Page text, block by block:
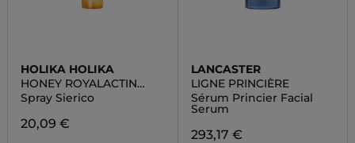
HOLIKA HOLIKA
HONEY ROYALACTIN
SERUM MIST
Spray Sierico
20,09 €
LANCASTER
LIGNE PRINCIÈRE
Sérum Princier Facial
Serum
293,17 €